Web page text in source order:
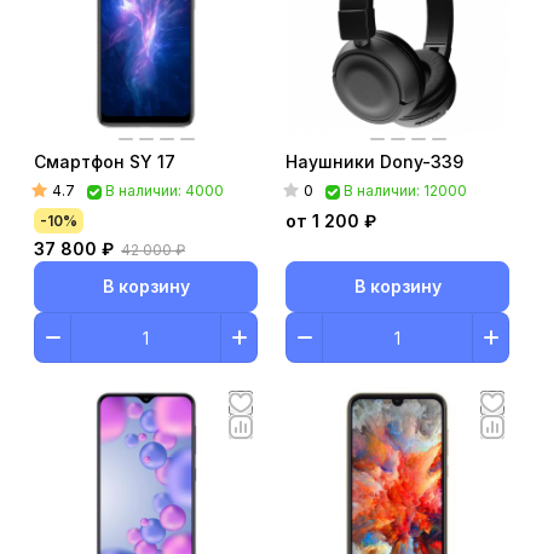
Смартфон SY 17
4.7
В наличии: 4000
-10%
37 800 ₽ 42 000 ₽
В корзину
Наушники Dony-339
0 В наличии: 12000
от 1 200 ₽
В корзину